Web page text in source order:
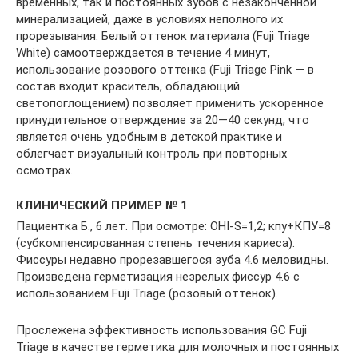
минерализацией, даже в условиях неполного их
прорезывания. Белый оттенок материала (Fuji Triage
White) самоотверждается в течение 4 минут,
использование розового оттенка (Fuji Triage Pink — в
состав входит краситель, обладающий
светопоглощением) позволяет применить ускоренное
принудительное отверждение за 20—40 секунд, что
является очень удобным в детской практике и
облегчает визуальный контроль при повторных
осмотрах.
КЛИНИЧЕСКИЙ ПРИМЕР № 1
Пациентка Б., 6 лет. При осмотре: OHI-S=1,2; кпу+КПУ=8
(субкомпенсированная степень течения кариеса).
Фиссуры недавно прорезавшегося зуба 4.6 меловидны.
Произведена герметизация незрелых фиссур 4.6 с
использованием Fuji Triage (розовый оттенок).
Прослежена эффективность использования GC Fuji
Triage в качестве герметика для молочных и постоянных